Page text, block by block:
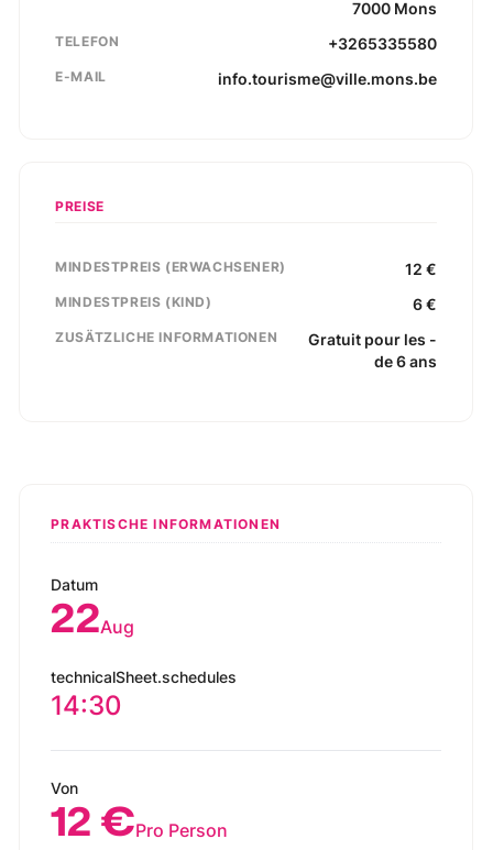
7000 Mons
TELEFON +3265335580
E-MAIL info.tourisme@ville.mons.be
PREISE
MINDESTPREIS (ERWACHSENER) 12 €
MINDESTPREIS (KIND) 6€
ZUSÄTZLICHE INFORMATIONEN
Gratuit pour les -
de 6 ans
PRAKTISCHE INFORMATIONEN
Datum
22Aug
technicalSheet.schedules
14:30
Von
12 €Pro Person